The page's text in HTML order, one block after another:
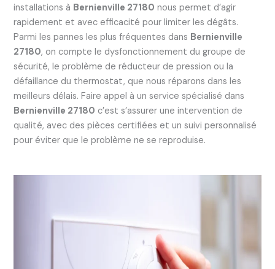
installations à Bernienville 27180 nous permet d’agir
rapidement et avec efficacité pour limiter les dégâts.
Parmi les pannes les plus fréquentes dans Bernienville
27180, on compte le dysfonctionnement du groupe de
sécurité, le problème de réducteur de pression ou la
défaillance du thermostat, que nous réparons dans les
meilleurs délais. Faire appel à un service spécialisé dans
Bernienville 27180 c’est s’assurer une intervention de
qualité, avec des pièces certifiées et un suivi personnalisé
pour éviter que le problème ne se reproduise.